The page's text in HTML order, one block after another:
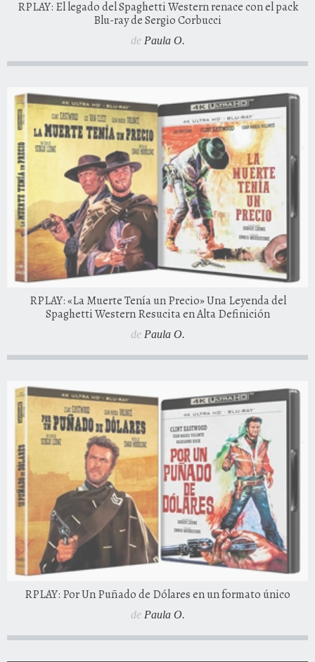
RPLAY: El legado del Spaghetti Western renace con el pack
Blu-ray de Sergio Corbucci
de Paula O.
RPLAY: «La Muerte Tenía un Precio» Una Leyenda del
Spaghetti Western Resucita en Alta Definición
de Paula O.
RPLAY: Por Un Puñado de Dólares en un formato único
de Paula O.